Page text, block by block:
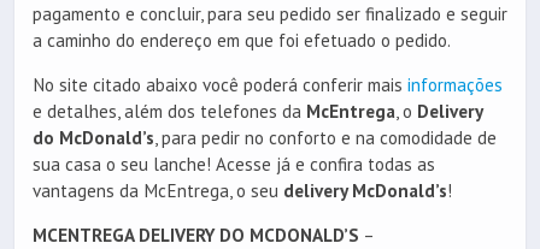
pagamento e concluir, para seu pedido ser finalizado e seguir
a caminho do endereço em que foi efetuado o pedido.
No site citado abaixo você poderá conferir mais informações
e detalhes, além dos telefones da McEntrega, o Delivery
do McDonald’s, para pedir no conforto e na comodidade de
sua casa o seu lanche! Acesse já e confira todas as
vantagens da McEntrega, o seu delivery McDonald’s!
MCENTREGA DELIVERY DO MCDONALD’S –